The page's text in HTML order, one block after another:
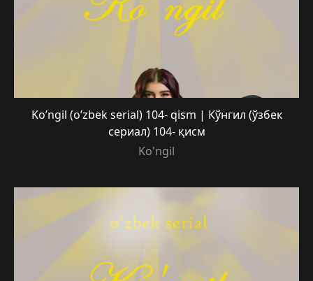
Ko’ngil (o’zbek serial) 104- qism | Кўнгил (ўзбек
сериал) 104- қисм
Ko'ngil